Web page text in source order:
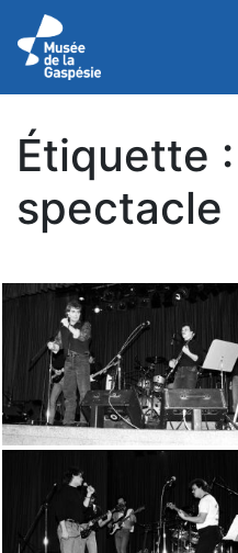
Étiquette :
spectacle